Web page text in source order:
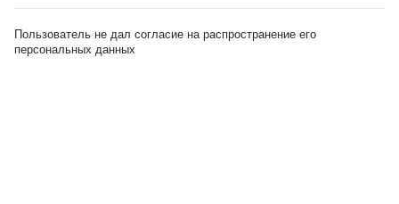
Пользователь не дал согласие на распространение его
персональных данных